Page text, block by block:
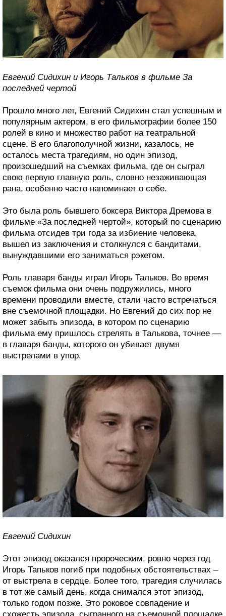
Евгений Сидихин и Игорь Тальков в фильме За
последней чертой
Прошло много лет, Евгений Сидихин стал успешным и
популярным актером, в его фильмографии более 150
ролей в кино и множество работ на театральной
сцене. В его благополучной жизни, казалось, не
осталось места трагедиям, но один эпизод,
произошедший на съемках фильма, где он сыграл
свою первую главную роль, словно незаживающая
рана, особенно часто напоминает о себе.
Это была роль бывшего боксера Виктора Дремова в
фильме «За последней чертой», который по сценарию
фильма отсидев три года за избиение человека,
вышел из заключения и столкнулся с бандитами,
вынуждавшими его заниматься рэкетом.
Роль главаря банды играл Игорь Тальков. Во время
съемок фильма они очень подружились, много
времени проводили вместе, стали часто встречаться
вне съемочной площадки. Но Евгений до сих пор не
может забыть эпизода, в котором по сценарию
фильма ему пришлось стрелять в Талькова, точнее —
в главаря банды, которого он убивает двумя
выстрелами в упор.
Евгений Сидихин
Этот эпизод оказался пророческим, ровно через год
Игорь Тапьков погиб при подобных обстоятельствах –
от выстрела в сердце. Более того, трагедия случилась
в тот же самый день, когда снимался этот эпизод,
только годом позже. Это роковое совпадение и